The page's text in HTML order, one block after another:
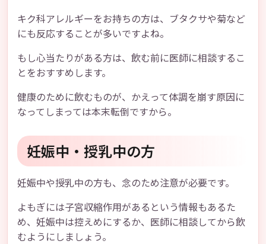
キク科アレルギーをお持ちの方は、ブタクサや菊など
にも反応することが多いですよね。
もし心当たりがある方は、飲む前に医師に相談するこ
とをおすすめします。
健康のために飲むものが、かえって体調を崩す原因に
なってしまっては本末転倒ですから。
妊娠中・授乳中の方
妊娠中や授乳中の方も、念のため注意が必要です。
よもぎには子宮収縮作用があるという情報もあるた
め、妊娠中は控えめにするか、医師に相談してから飲
むようにしましょう。